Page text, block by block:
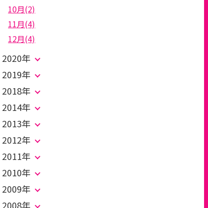
10月(2)
11月(4)
12月(4)
2020年
2019年
2018年
2014年
2013年
2012年
2011年
2010年
2009年
2008年